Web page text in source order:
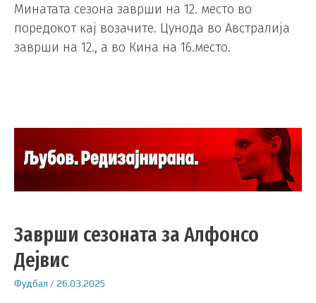
Минатата сезона заврши на 12. место во
поредокот кај возачите. Цунода во Австралија
заврши на 12., а во Кина на 16.место.
Заврши сезоната за Алфонсо
Дејвис
Фудбал /26.03.2025